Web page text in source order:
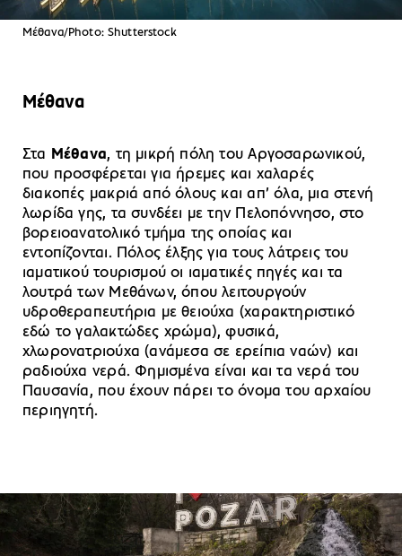
Μέθανα/Photo: Shutterstock
Μέθανα
Στα Μέθανα, τη μικρή πόλη του Αργοσαρωνικού,
που προσφέρεται για ήρεμες και χαλαρές
διακοπές μακριά από όλους και απ’ όλα, μια στενή
λωρίδα γης, τα συνδέει με την Πελοπόννησο, στο
βορειοανατολικό τμήμα της οποίας και
εντοπίζονται. Πόλος έλξης για τους λάτρεις του
ιαματικού τουρισμού οι ιαματικές πηγές και τα
λουτρά των Μεθάνων, όπου λειτουργούν
υδροθεραπευτήρια με θειούχα (χαρακτηριστικό
εδώ το γαλακτώδες χρώμα), φυσικά,
χλωρονατριούχα (ανάμεσα σε ερείπια ναών) και
ραδιούχα νερά. Φημισμένα είναι και τα νερά του
Παυσανία, που έχουν πάρει το όνομα του αρχαίου
περιηγητή.